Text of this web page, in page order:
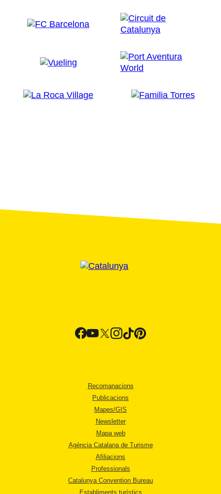
Recomanacions
Publicacions
Mapes/GIS
Newsletter
Mapa web
Agència Catalana de Turisme
Afiliacions
Professionals
Catalunya Convention Bureau
Establiments turístics